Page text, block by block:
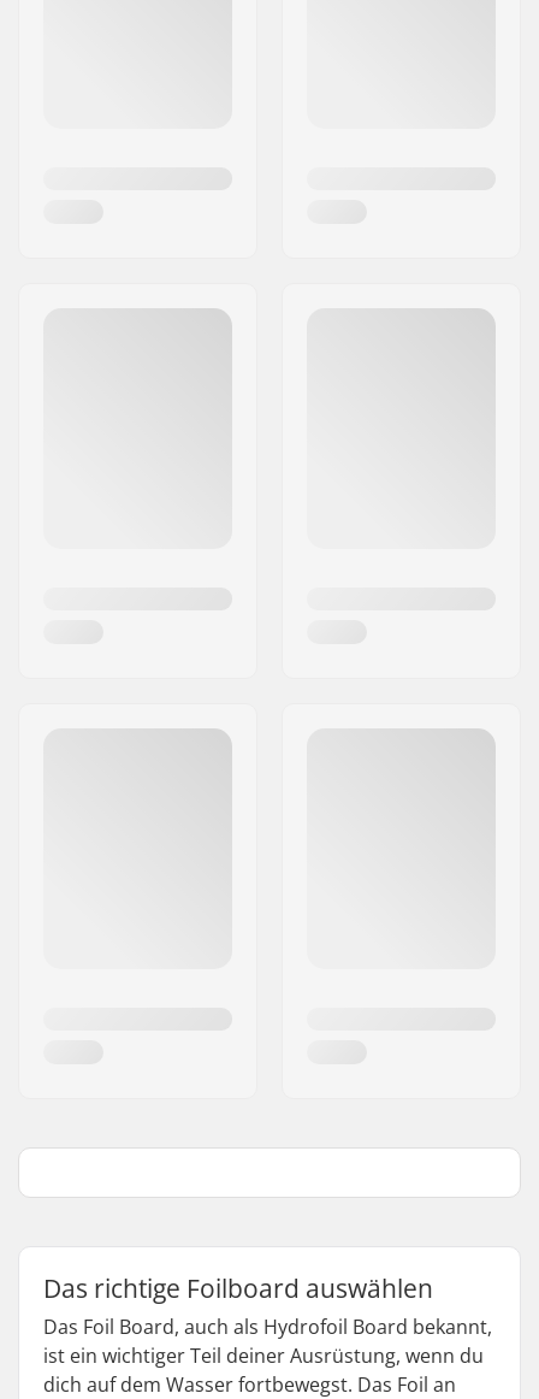
Das richtige Foilboard auswählen
Das Foil Board, auch als Hydrofoil Board bekannt,
ist ein wichtiger Teil deiner Ausrüstung, wenn du
dich auf dem Wasser fortbewegst. Das Foil an